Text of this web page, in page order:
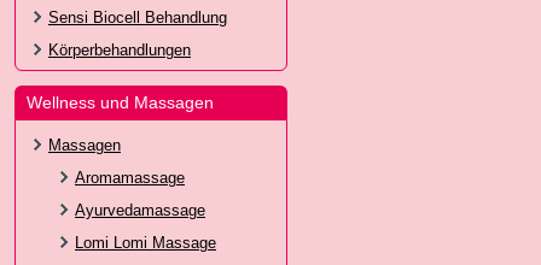
Sensi Biocell Behandlung
Körperbehandlungen
Wellness und Massagen
Massagen
Aromamassage
Ayurvedamassage
Lomi Lomi Massage